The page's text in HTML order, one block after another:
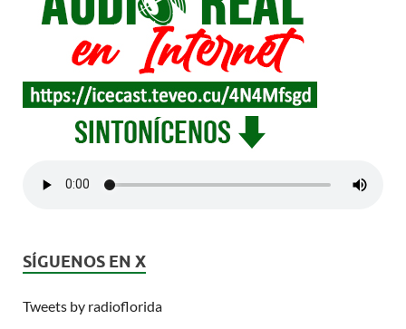
SÍGUENOS EN X
Tweets by radioflorida